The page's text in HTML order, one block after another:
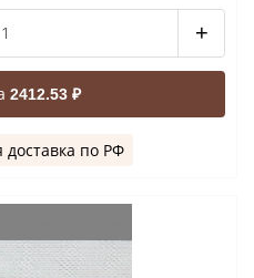
+
2412.53 ₽
доставка по РФ